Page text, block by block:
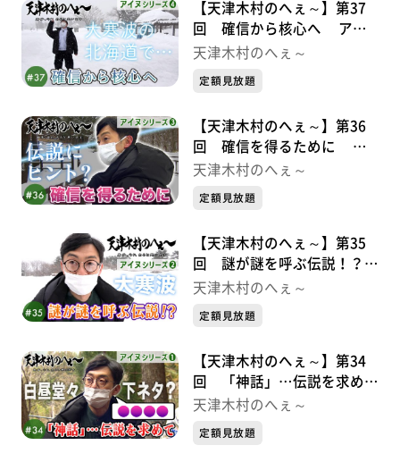
【天津木村のへぇ～】第37
回 確信から核心へ アイ
ヌシリーズ④
天津木村のへぇ～
定額見放題
【天津木村のへぇ～】第36
回 確信を得るために ア
イヌシリーズ③
天津木村のへぇ～
定額見放題
【天津木村のへぇ～】第35
回 謎が謎を呼ぶ伝説！？
アイヌシリーズ②
天津木村のへぇ～
定額見放題
【天津木村のへぇ～】第34
回 「神話」…伝説を求めて
アイヌシリーズ①
天津木村のへぇ～
定額見放題